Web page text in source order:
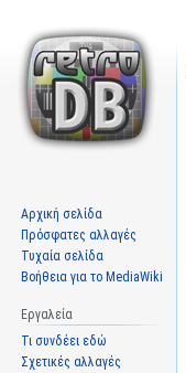
Αρχική σελίδα
Πρόσφατες αλλαγές
Τυχαία σελίδα
Βοήθεια για το MediaWiki
Εργαλεία
Τι συνδέει εδώ
Σχετικές αλλαγές